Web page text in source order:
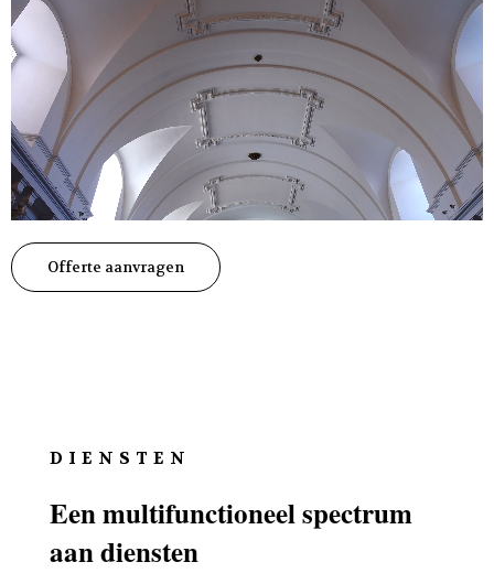
Offerte aanvragen
DIENSTEN
Een multifunctioneel spectrum
aan diensten